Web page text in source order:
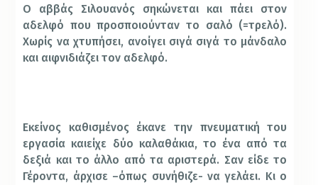
Ο αββάς Σιλουανός σηκώνεται και πάει στον
αδελφό που προσποιούνταν το σαλό (=τρελό).
Χωρίς να χτυπήσει, ανοίγει σιγά σιγά το μάνδαλο
και αιφνιδιάζει τον αδελφό.
Εκείνος καθισμένος έκανε την πνευματική του
εργασία καιείχε δύο καλαθάκια, το ένα από τα
δεξιά και το άλλο από τα αριστερά. Σαν είδε το
Γέροντα, άρχισε –όπως συνήθιζε- να γελάει. Κι ο